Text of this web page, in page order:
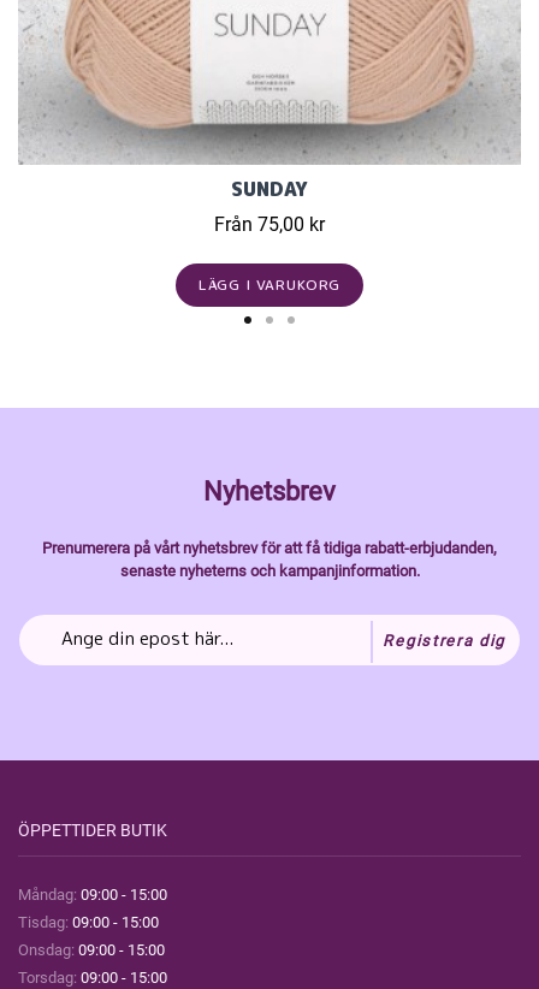
SUNDAY
Från 75,00 kr
LÄGG I VARUKORG
Nyhetsbrev
Prenumerera på vårt nyhetsbrev för att få tidiga rabatt-erbjudanden,
senaste nyheterns och kampanjinformation.
Registrera dig
ÖPPETTIDER BUTIK
Måndag: 09:00 - 15:00
Tisdag: 09:00 - 15:00
Onsdag: 09:00 - 15:00
Torsdag: 09:00 - 15:00